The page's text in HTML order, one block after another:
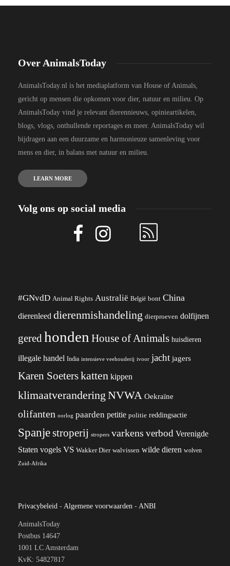
Over AnimalsToday
AnimalsToday.nl is het mediaplatform van House of Animals,
gericht op mensen die opkomen voor dier, natuur en milieu. Op
AnimalsToday vind je relevant dierennieuws, opinieartikelen,
blogs, vlogs, onthullende reportages en meer. AnimalsToday wil
bijdragen aan een duurzame en harmonieuze samenleving voor
mens en dier, in balans met natuur en milieu.
LEARN MORE
Volg ons op social media
#GNvdD Animal Rights Australië België bont China
dierenleed dierenmishandeling dierproeven dolfijnen
geredhonden House of Animals huisdieren
illegale handel India intensieve veehouderij ivoor jacht jagers
Karen Soeterskatten kippen
klimaatverandering NVWA Oekraïne
olifanten oorlog paarden petitie politie reddingsactie
Spanjestroperij stropers varkens verbod Verenigde
Staten vogels VS Wakker Dier walvissen wilde dieren wolven
Zuid-Afrika
Privacybeleid - Algemene voorwaarden - ANBI
AnimalsToday
Postbus 14647
1001 LC Amsterdam
KvK: 54827817